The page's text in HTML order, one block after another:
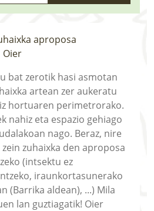
aproposa
Oier
bat zerotik hasi asmotan
artean zer aukeratu
hortuaren perimetrorako.
nahiz eta espazio gehiago
nago. Beraz, nire
zuhaixka den aproposa
(intsektu ez
iraunkortasunerako
(Barrika aldean), ...) Mila
lan guztiagatik! Oier